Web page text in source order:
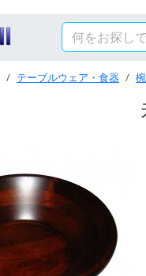
テーブルウェア・食器